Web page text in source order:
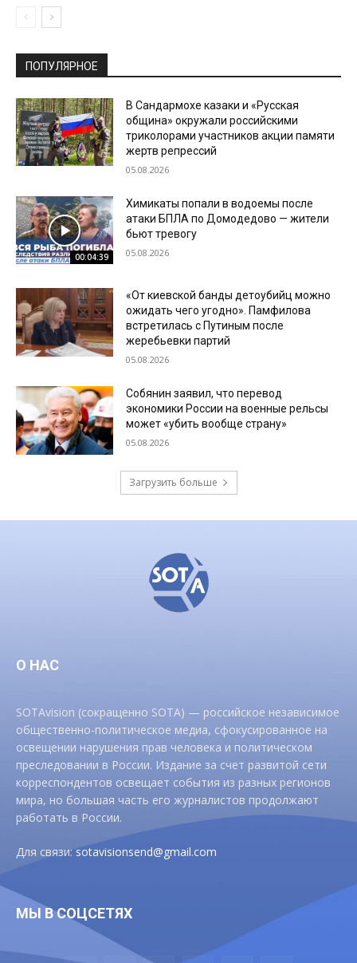
ПОПУЛЯРНОЕ
В Сандармохе казаки и «Русская
община» окружали российскими
триколорами участников акции памяти
жертв репрессий
05.08.2026
00:04:39
Химикаты попали в водоемы после
атаки БПЛА по Домодедово — жители
бьют тревогу
05.08.2026
«От киевской банды детоубийц можно
ожидать чего угодно». Памфилова
встретилась с Путиным после
жеребьевки партий
05.08.2026
Собянин заявил, что перевод
экономики России на военные рельсы
может «убить вообще страну»
05.08.2026
Загрузить больше
О НАС
SOTAvision (сокращенно SOTA) — российское независимое
общественно-политическое медиа, сфокусированное на
освещении нарушения прав человека и политическом
преследовании в России. Издание за счет развитой сети
корреспондентов освещает события из разных регионов
мира, но большая часть его журналистов продолжают
работать в России.
Для связи:sotavisionsend@gmail.com
МЫ В СОЦСЕТЯХ